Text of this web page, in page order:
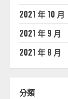
2021 年 10 月
2021 年 9 月
2021 年 8 月
分類